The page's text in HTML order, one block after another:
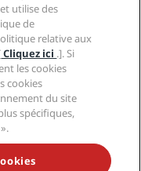
LES PLUS
utilise des
de
relative aux
Cliquez ici .]. Si
les cookies
cookies
du site
spécifiques,